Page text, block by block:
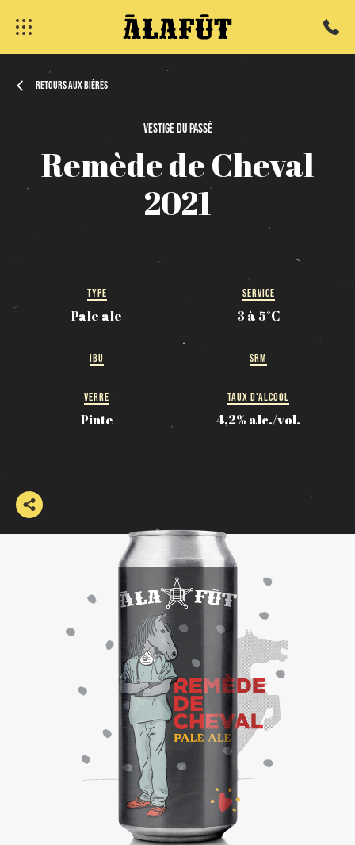
Retours aux bières
Vestigedupassé
RemèdedeCheval
2021
TYPE
Pale ale
SERVICE
3 à 5°C
IBU SRM
VERRE
Pinte
TAUX D'ALCOOL
4,2% alc./vol.